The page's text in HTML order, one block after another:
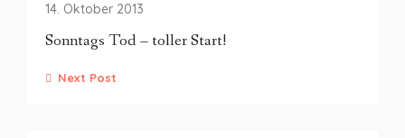
14. Oktober 2013
Sonntags Tod – toller Start!
Next Post